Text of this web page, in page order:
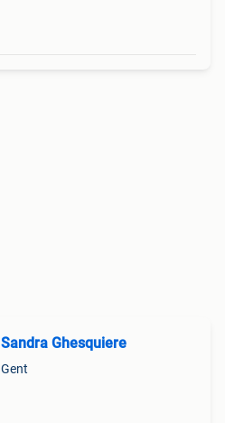
Sandra Ghesquiere
Gent